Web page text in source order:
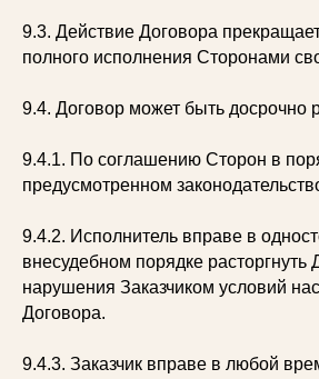
9.3. Действие Договора
полного исполнения Сторонами
9.4. Договор может быть досрочно
9.4.1. По соглашению Сторон в
предусмотренном
9.4.2. Исполнитель вправе в
внесудебном порядке расторгнуть
нарушения Заказчиком условий
Договора.
9.4.3. Заказчик вправе в любой